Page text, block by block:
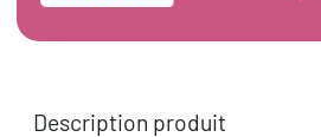
Description produit